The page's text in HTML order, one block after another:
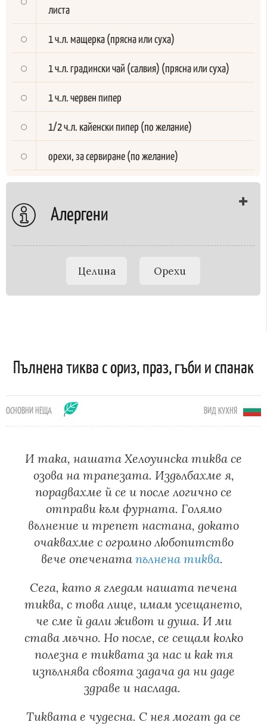
листа
1 ч.л. мащерка (прясна или суха)
1 ч.л. градински чай (салвия) (прясна или суха)
1 ч.л. червен пипер
1/2 ч.л. кайенски пипер (по желание)
орехи, за сервиране (по желание)
Алергени
Целина Орехи
Пълнена тиква с ориз, праз, гъби и спанак
ОСНОВНИ НЕЩА ВИД КУХНЯ
И така, нашата Хелоуинска тиква се
озова на трапезата. Издълбахме я,
порадвахме й се и после логично се
отправи към фурната. Голямо
вълнение и трепет настана, докато
очаквахме с огромно любопитство
вече опечената пълнена тиква.
Сега, като я гледам нашата печена
тиква, с това лице, имам усещането,
че сме й дали живот и душа. И ми
става мъчно. Но после, се сещам колко
полезна е тиквата за нас и как тя
изпълнява своята задача да ни даде
здраве и наслада.
Тиквата е чудесна. С нея могат да се